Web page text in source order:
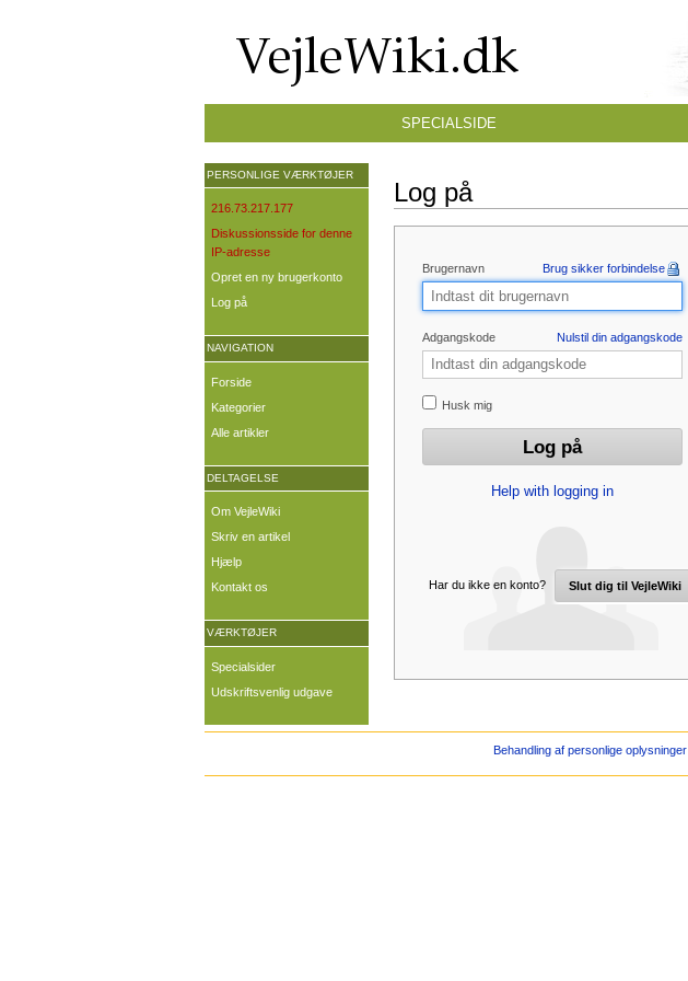
Log på
Brugernavn Brug sikker forbindelse
Adgangskode Nulstil din adgangskode
Husk mig
Help with logging in
Har du ikke en konto? Slut dig til VejleWiki
SPECIALSIDE
PERSONLIGE VÆRKTØJER
216.73.217.177
Diskussionsside for denne
IP-adresse
Opret en ny brugerkonto
Log på
NAVIGATION
Forside
Kategorier
Alle artikler
DELTAGELSE
Om VejleWiki
Skriv en artikel
Hjælp
Kontakt os
VÆRKTØJER
Specialsider
Udskriftsvenlig udgave
Behandling af personlige oplysninger